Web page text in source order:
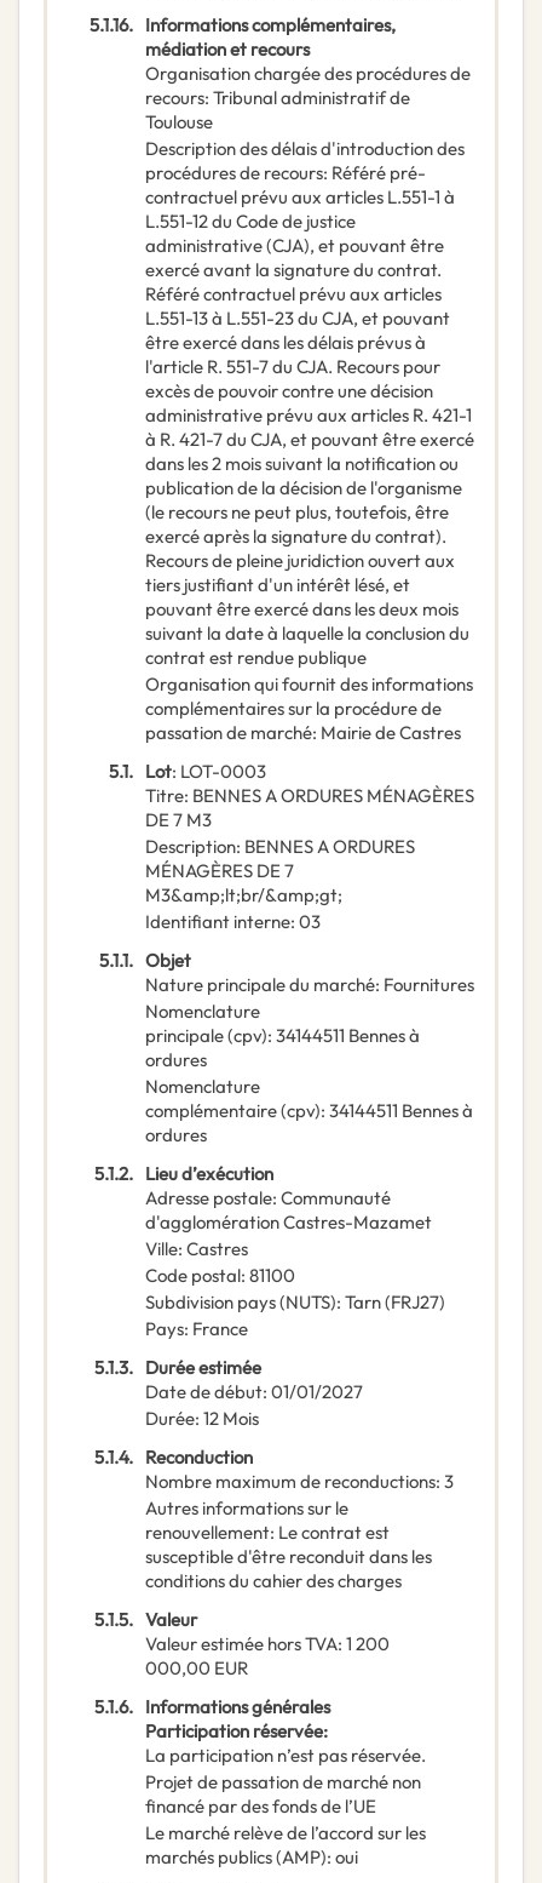
5.1.16. Informations complémentaires,
médiation et recours
Organisation chargée des procédures de
recours: Tribunal administratif de
Toulouse
Description des délais d'introduction des
procédures de recours: Référé pré-
contractuel prévu aux articles L.551-1 à
L.551-12 du Code de justice
administrative (CJA), et pouvant être
exercé avant la signature du contrat.
Référé contractuel prévu aux articles
L.551-13 à L.551-23 du CJA, et pouvant
être exercé dans les délais prévus à
l'article R. 551-7 du CJA. Recours pour
excès de pouvoir contre une décision
administrative prévu aux articles R. 421-1
à R. 421-7 du CJA, et pouvant être exercé
dans les 2 mois suivant la notification ou
publication de la décision de l'organisme
(le recours ne peut plus, toutefois, être
exercé après la signature du contrat).
Recours de pleine juridiction ouvert aux
tiers justifiant d'un intérêt lésé, et
pouvant être exercé dans les deux mois
suivant la date à laquelle la conclusion du
contrat est rendue publique
Organisation qui fournit des informations
complémentaires sur la procédure de
passation de marché: Mairie de Castres
5.1. Lot: LOT-0003
Titre: BENNES A ORDURES MÉNAGÈRES
DE 7 M3
Description: BENNES A ORDURES
MÉNAGÈRES DE 7
M3&amp;lt;br/&amp;gt;
Identifiant interne: 03
5.1.1. Objet
Nature principale du marché: Fournitures
Nomenclature
principale(cpv): 34144511 Bennes à
ordures
Nomenclature
complémentaire(cpv): 34144511 Bennes à
ordures
5.1.2. Lieu d’exécution
Adresse postale: Communauté
d'agglomération Castres-Mazamet
Ville: Castres
Code postal: 81100
Subdivision pays (NUTS): Tarn(FRJ27)
Pays: France
5.1.3. Durée estimée
Date de début: 01/01/2027
Durée: 12 Mois
5.1.4. Reconduction
Nombre maximum de reconductions: 3
Autres informations sur le
renouvellement: Le contrat est
susceptible d'être reconduit dans les
conditions du cahier des charges
5.1.5. Valeur
Valeur estimée hors TVA: 1 200
000,00 EUR
5.1.6. Informations générales
Participation réservée:
La participation n’est pas réservée.
Projet de passation de marché non
financé par des fonds de l’UE
Le marché relève de l’accord sur les
marchés publics (AMP): oui